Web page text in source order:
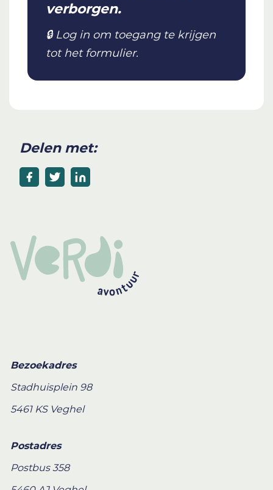
verborgen.
🔒 Log in om toegang te krijgen
tot het formulier.
Delen met:
Bezoekadres
Stadhuisplein 98
5461 KS Veghel
Postadres
Postbus 358